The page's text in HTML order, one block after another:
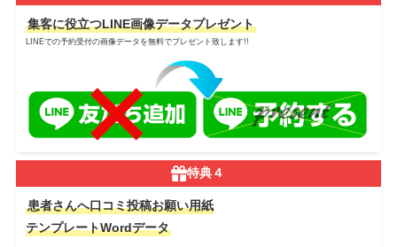
集客に役立つLINE画像データプレゼント
LINEでの予約受付の画像データを無料でプレゼント致します!!
特典４
患者さんへ口コミ投稿お願い用紙
テンプレートWordデータ